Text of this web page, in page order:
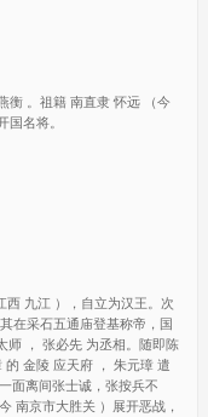
衡 。祖籍 南直隶 怀远 （今
国名将。
西 九江 ），自立为汉王。次
在采石五通庙登基称帝，国
师 ， 张必先 为丞相。随即陈
金陵 应天府 ， 朱元璋 遣
面离间张士诚，张按兵不
南京市大胜关 ）展开恶战，